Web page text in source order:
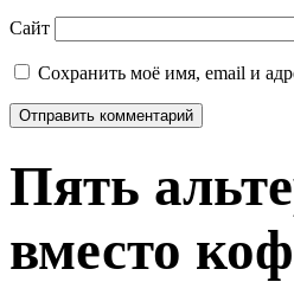
Сайт
Сохранить моё имя, email и
Пять
вместо